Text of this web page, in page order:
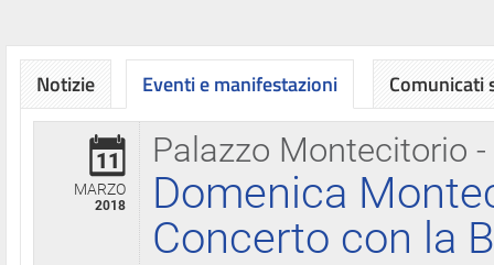
Notizie Eventi e manifestazioni
Palazzo Montecitorio
11
MARZO
2018
Domenica
Concerto con la
Comunicati